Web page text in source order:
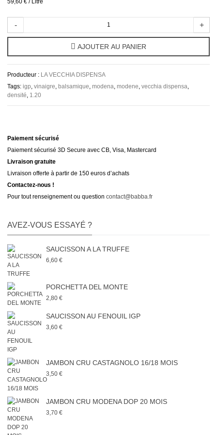
- +
AJOUTER AU PANIER
Producteur : LA VECCHIA DISPENSA
Tags: igp vinaigre balsamique modena modene vecchia dispensa
densité 1.20
Paiement sécurisé
Paiement sécurisé 3D Secure avec CB, Visa, Mastercard
Livraison gratuite
Livraison offerte à partir de 150 euros d’achats
Contactez-nous !
Pour tout renseignement ou question contact@babba.fr
AVEZ-VOUS ESSAYÉ ?
SAUCISSON A LA TRUFFE
6,60 €
PORCHETTA DEL MONTE
2,80 €
SAUCISSON AU FENOUIL IGP
3,60 €
JAMBON CRU CASTAGNOLO 16/18 MOIS
3,50 €
JAMBON CRU MODENA DOP 20 MOIS
3,70 €